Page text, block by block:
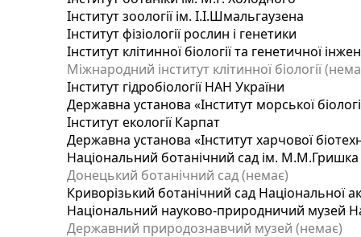
Інститут зоології ім. І.І.Шмальгаузена
Інститут фізіології рослин і генетики
Інститут клітинної біології та генетичної
Міжнародний інститут клітинної біології
Інститут гідробіології НАН України
Державна установа «Інститут морської
Інститут екології Карпат
Державна установа «Інститут харчової
Національний ботанічний сад ім. М.М.Гришка
Донецький ботанічний сад (немає)
Криворізький ботанічний сад Національної
Національний науково-природничий музей
Державний природознавчий музей (немає)